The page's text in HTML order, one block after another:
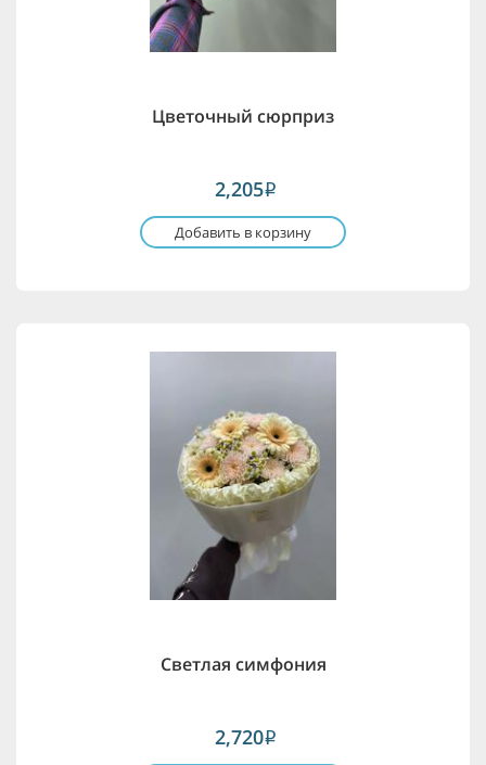
Цветочный сюрприз
2,205i
Добавить в корзину
Светлая симфония
2,720i